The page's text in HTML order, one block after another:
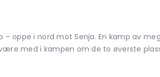
– oppe i nord mot Senja. En kamp av
med i kampen om de to øverste